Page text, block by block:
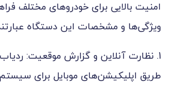
برای خودروهای مختلف فراهم می‌کند. برخی
این دستگاه عبارتند از:
1. نظارت آنلاین و گزارش موقعیت: ردیاب وایزر F150 از
موبایل برای سیستم‌های عامل اندروید